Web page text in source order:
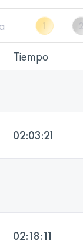
Tiempo
02:03:21
02:18:11